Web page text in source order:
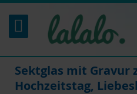
Inhalt
springen
Sektglas mit Gravur
Hochzeitstag,